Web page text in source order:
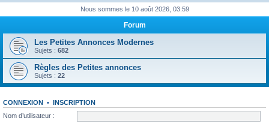
h
e
Nous sommes le 10 août 2026, 03:59
Forum
Les Petites Annonces Modernes
Sujets : 682
Règles des Petites annonces
Sujets : 22
CONNEXION • INSCRIPTION
Nom d’utilisateur :